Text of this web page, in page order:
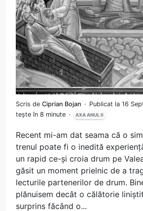
Scris de Ciprian Bojan Publicat la 16
tește în 8 minute
AXA ANUL II
Recent mi-am dat seama că o
trenul poate fi o inedită
un rapid ce-și croia drum pe
găsit un moment prielnic de a
lecturile partenerilor de drum.
plănuisem decât o călătorie
surprins făcând o...